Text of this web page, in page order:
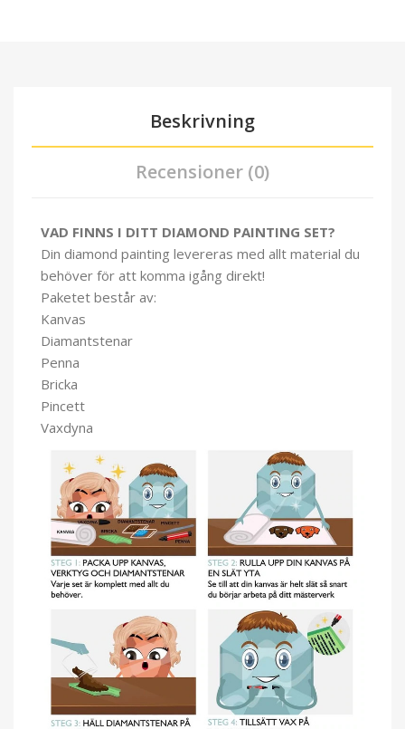
Beskrivning
Recensioner (0)
VAD FINNS I DITT DIAMOND PAINTING SET?
Din diamond painting levereras med allt material du
behöver för att komma igång direkt!
Paketet består av:
Kanvas
Diamantstenar
Penna
Bricka
Pincett
Vaxdyna